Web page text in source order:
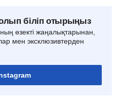
біліп отырыңыз
өзекті жаңалықтарынан,
мен эксклюзивтерден